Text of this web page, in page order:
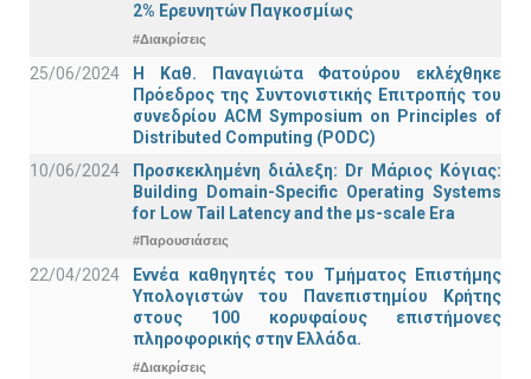
2% Ερευνητών Παγκοσμίως
#Διακρίσεις
25/06/2024
Η Καθ. Παναγιώτα Φατούρου εκλέχθηκε
Πρόεδρος της Συντονιστικής Επιτροπής του
συνεδρίου ACM Symposium on Principles of
Distributed Computing (PODC)
10/06/2024
Προσκεκλημένη διάλεξη: Dr Μάριος Κόγιας:
Building Domain-Specific Operating Systems
for Low Tail Latency and the μs-scale Era
#Παρουσιάσεις
22/04/2024
Εννέα καθηγητές του Τμήματος Επιστήμης
Υπολογιστών του Πανεπιστημίου Κρήτης
στους 100 κορυφαίους επιστήμονες
πληροφορικής στην Ελλάδα.
#Διακρίσεις